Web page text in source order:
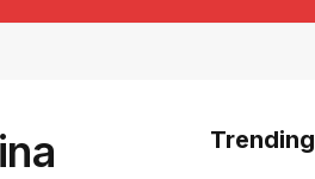
Trending